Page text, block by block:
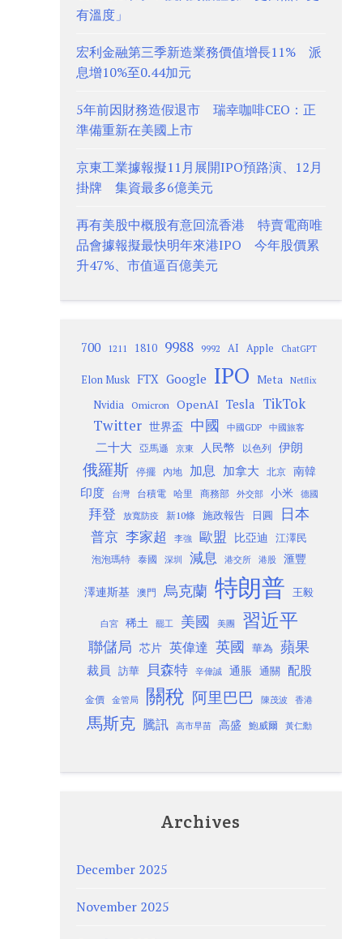
有溫度」
宏利金融第三季新造業務價值增長11% 派
息增10%至0.44加元
5年前因財務造假退市 瑞幸咖啡CEO：正
準備重新在美國上市
京東工業據報擬11月展開IPO預路演、12月
掛牌 集資最多6億美元
再有美股中概股有意回流香港 特賣電商唯
品會據報擬最快明年來港IPO 今年股價累
升47%、市值逼百億美元
700 1211 1810 9988 9992 AI Apple ChatGPT
Elon Musk FTX Google IPO Meta Netflix
Nvidia Omicron OpenAI Tesla TikTok
Twitter 世界盃 中國 中國GDP 中國旅客
二十大 亞馬遜 京東 人民幣 以色列 伊朗
俄羅斯 停擺 內地 加息 加拿大 北京
南韓
印度
台灣 台積電 哈里 商務部 外交部 小米 德國
拜登 放寬防疫 新10條 施政報告 日圓 日本
普京 李家超 李強 歐盟 比亞迪 江澤民
泡泡瑪特 泰國 深圳 減息 港交所 港股 滙豐
澤連斯基 澳門 烏克蘭 特朗普 王毅
白宮 稀土 罷工 美國 美團 習近平
聯儲局 芯片 英偉達 英國 華為 蘋果
裁員 訪華 貝森特 辛偉誠 通脹 通關 配股
金價 金管局 關稅 阿里巴巴 陳茂波 香港
馬斯克 騰訊 高市早苗 高盛 鮑威爾 黃仁勳
Archives
December 2025
November 2025